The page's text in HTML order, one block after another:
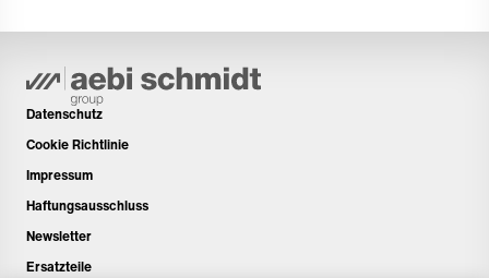
Datenschutz
Cookie Richtlinie
Impressum
Haftungsausschluss
Newsletter
Ersatzteile